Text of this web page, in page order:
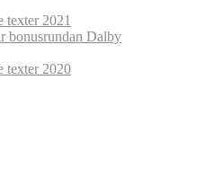
texter 2021
bonusrundan Dalby
texter 2020